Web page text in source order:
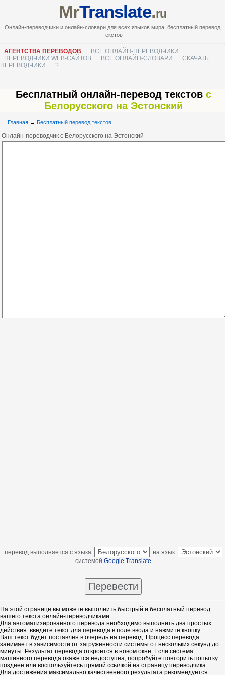
MrTranslate.ru
Онлайн-переводчики и онлайн-словари для всех языков мира, бесплатный перевод
текстов
АГЕНТСТВА ПЕРЕВОДОВ
ВСЕ ОНЛАЙН-ПЕРЕВОДЧИКИ
ПЕРЕВОДЧИКИ WEB-САЙТОВ
ВСЕ ОНЛАЙН-СЛОВАРИ
СКАЧАТЬ
ПЕРЕВОДЧИКИ
?
Бесплатный онлайн-перевод текстов с
Белорусского на Эстонский
Главная → Бесплатный перевод текстов
Онлайн-переводчик с Белорусского на Эстонский
перевод выполняется с языка:
на язык:
системой Google Translate
На этой странице вы можете выполнить быстрый и бесплатный перевод
вашего текста онлайн-переводчиками.
Для автоматизированного перевода необходимо выполнить два простых
действия: введите текст для перевода в поле ввода и нажмите кнопку.
Ваш текст будет поставлен в очередь на перевод. Процесс перевода
занимает в зависимости от загруженности системы от нескольких секунд до
минуты. Результат перевода откроется в новом окне. Если система
машинного перевода окажется недоступна, попробуйте повторить попытку
позднее или воспользуйтесь прямой ссылкой на страницу переводчика.
Для достижения максимально качественного результата рекомендуется